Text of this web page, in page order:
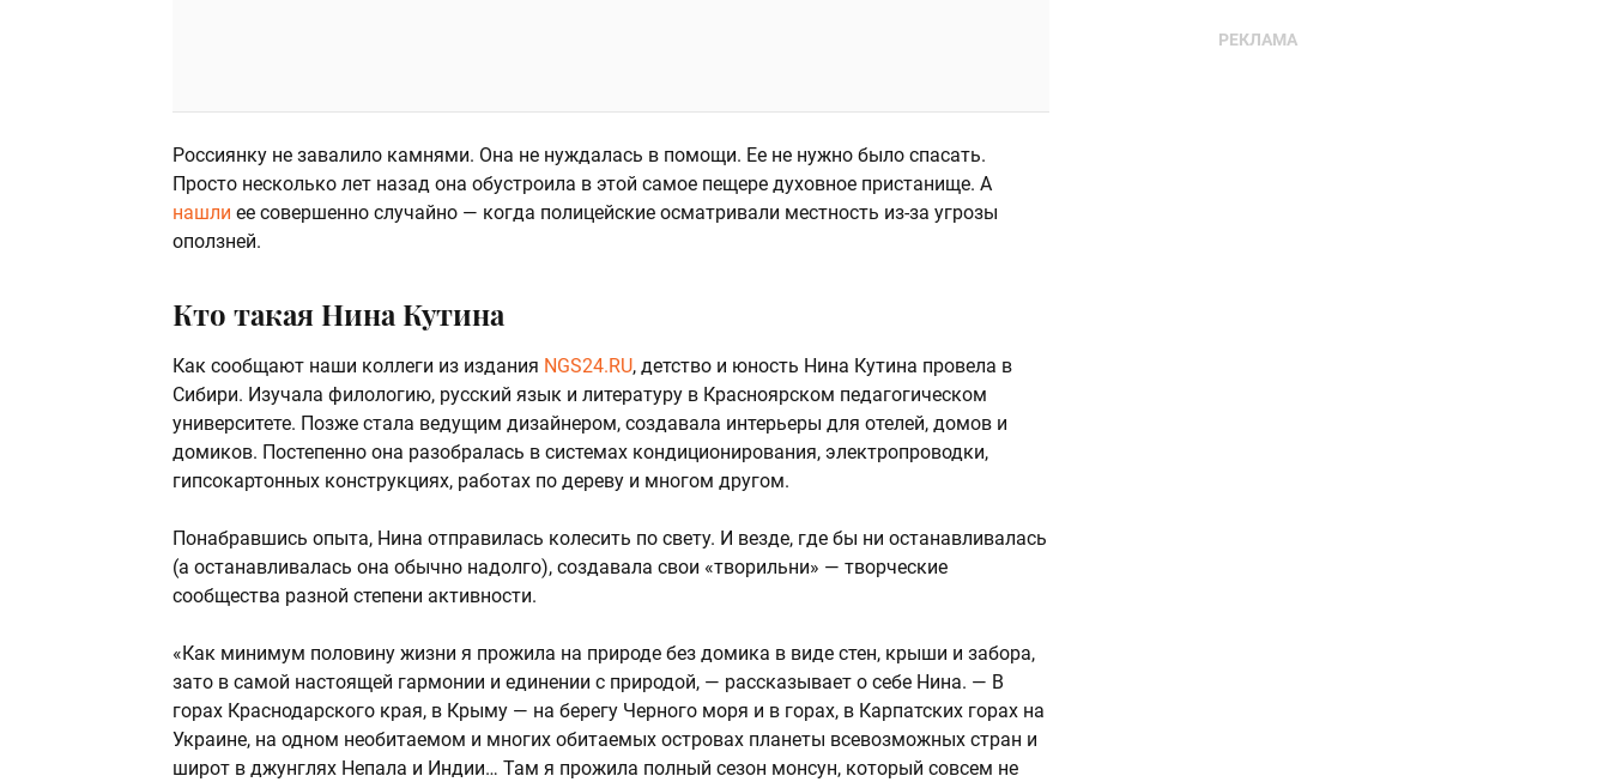
Россиянку не завалило камнями. Она не нуждалась в помощи. Ее не нужно было спасать.
Просто несколько лет назад она обустроила в этой самое пещере духовное пристанище. А
нашли ее совершенно случайно — когда полицейские осматривали местность из-за угрозы
оползней.
Кто такая Нина Кутина
Как сообщают наши коллеги из издания NGS24.RU, детство и юность Нина Кутина провела в
Сибири. Изучала филологию, русский язык и литературу в Красноярском педагогическом
университете. Позже стала ведущим дизайнером, создавала интерьеры для отелей, домов и
домиков. Постепенно она разобралась в системах кондиционирования, электропроводки,
гипсокартонных конструкциях, работах по дереву и многом другом.
Понабравшись опыта, Нина отправилась колесить по свету. И везде, где бы ни останавливалась
(а останавливалась она обычно надолго), создавала свои «творильни» — творческие
сообщества разной степени активности.
«Как минимум половину жизни я прожила на природе без домика в виде стен, крыши и забора,
зато в самой настоящей гармонии и единении с природой, — рассказывает о себе Нина. — В
горах Краснодарского края, в Крыму — на берегу Черного моря и в горах, в Карпатских горах на
Украине, на одном необитаемом и многих обитаемых островах планеты всевозможных стран и
широт в джунглях Непала и Индии… Там я прожила полный сезон монсун, который совсем не